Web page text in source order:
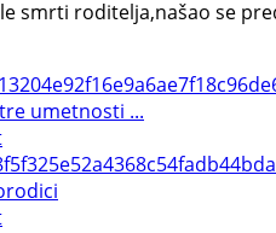
smrti roditelja,našao se
umetnosti ...